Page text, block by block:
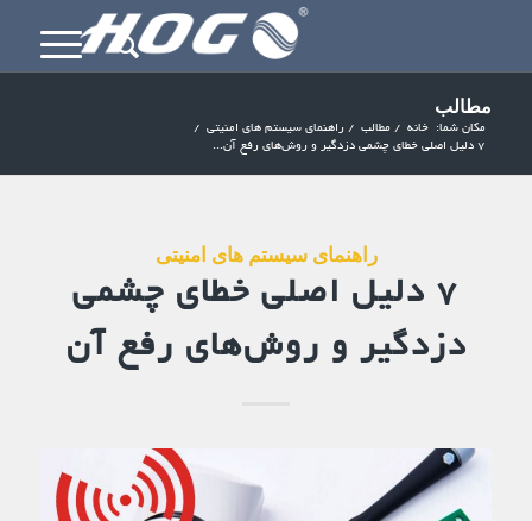
مطالب
مکان شما: خانه / مطالب / راهنمای سیستم های امنیتی /
۷ دلیل اصلی خطای چشمی دزدگیر و روش‌های رفع آن...
راهنمای سیستم های امنیتی
۷ دلیل اصلی خطای چشمی
دزدگیر و روش‌های رفع آن